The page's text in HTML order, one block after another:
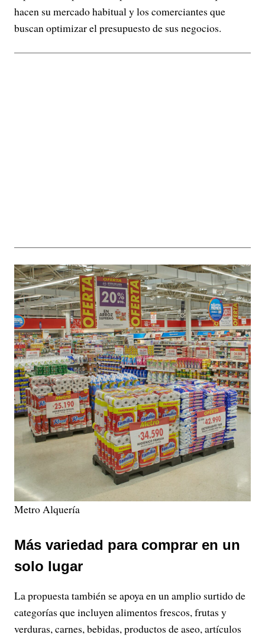
hacen su mercado habitual y los comerciantes que
buscan optimizar el presupuesto de sus negocios.
Metro Alquería
Más variedad para comprar en un
solo lugar
La propuesta también se apoya en un amplio surtido de
categorías que incluyen alimentos frescos, frutas y
verduras, carnes, bebidas, productos de aseo, artículos